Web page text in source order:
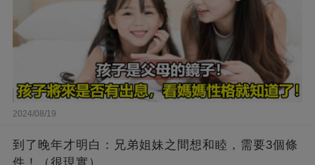
2024/08/19
到了晚年才明白：兄弟姐妹之間想和睦，需要3個條